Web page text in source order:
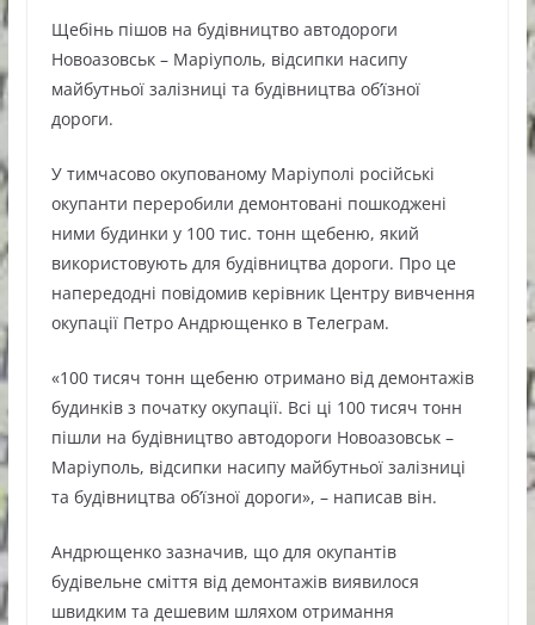
Щебінь пішов на будівництво автодороги
Новоазовськ – Маріуполь, відсипки насипу
майбутньої залізниці та будівництва об’їзної
дороги.
У тимчасово окупованому Маріуполі російські
окупанти переробили демонтовані пошкоджені
ними будинки у 100 тис. тонн щебеню, який
використовують для будівництва дороги. Про це
напередодні повідомив керівник Центру вивчення
окупації Петро Андрющенко в Телеграм.
«100 тисяч тонн щебеню отримано від демонтажів
будинків з початку окупації. Всі ці 100 тисяч тонн
пішли на будівництво автодороги Новоазовськ –
Маріуполь, відсипки насипу майбутньої залізниці
та будівництва об’їзної дороги», – написав він.
Андрющенко зазначив, що для окупантів
будівельне сміття від демонтажів виявилося
швидким та дешевим шляхом отримання